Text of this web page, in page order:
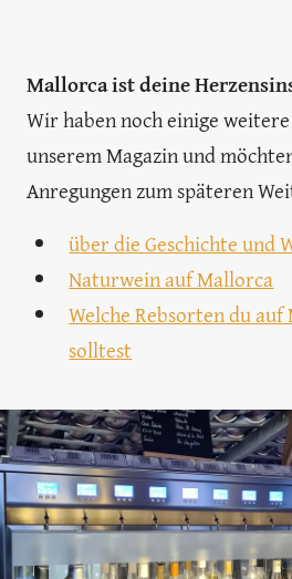
Mallorca ist deine
Wir haben noch einige
unserem Magazin und
Anregungen zum späteren
über die Geschichte und
Naturwein auf Mallorca
Welche Rebsorten du
solltest